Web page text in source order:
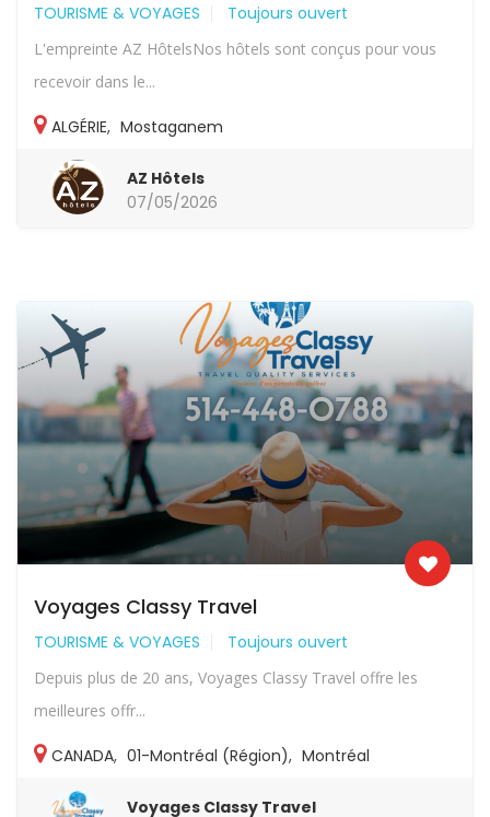
TOURISME & VOYAGES Toujours ouvert
L'empreinte AZ HôtelsNos hôtels sont conçus pour vous
recevoir dans le...
ALGÉRIE, Mostaganem
AZ Hôtels
07/05/2026
Voyages Classy Travel
TOURISME & VOYAGES Toujours ouvert
Depuis plus de 20 ans, Voyages Classy Travel offre les
meilleures offr...
CANADA, 01-Montréal (Région), Montréal
Voyages Classy Travel